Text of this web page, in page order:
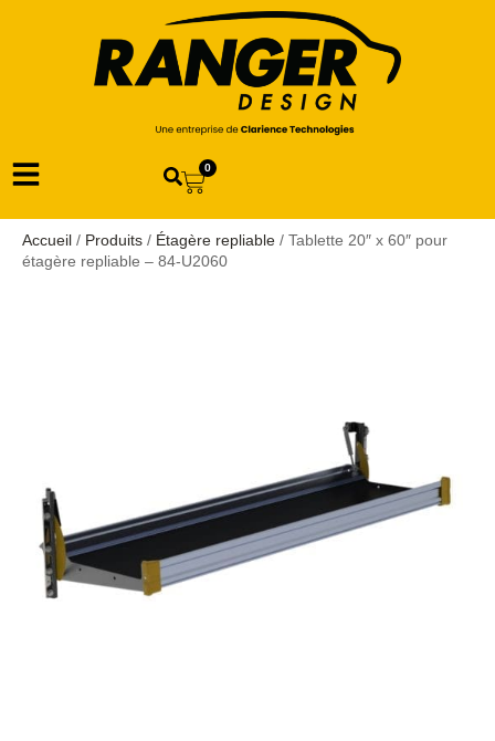
0
Accueil / Produits / Étagère repliable / Tablette 20″ x 60″ pour
étagère repliable – 84-U2060